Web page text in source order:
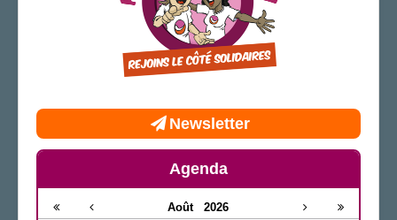
Newsletter
Agenda
Août 2026